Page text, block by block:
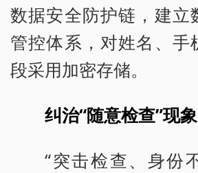
数据安全防护链，建立
管控体系，对姓名、手
段采用加密存储。
纠治“随意检查”现象
“突击检查、身份